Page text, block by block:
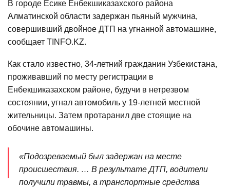
В городе Есике Енбекшиказахского района
Алматинской области задержан пьяный мужчина,
совершивший двойное ДТП на угнанной автомашине,
сообщает TINFO.KZ.
Как стало известно, 34-летний гражданин Узбекистана,
проживавший по месту регистрации в
Енбекшиказахском районе, будучи в нетрезвом
состоянии, угнал автомобиль у 19-летней местной
жительницы. Затем протаранил две стоящие на
обочине автомашины.
«Подозреваемый был задержан на месте
происшествия. … В результате ДТП, водители
получили травмы, а транспортные средства